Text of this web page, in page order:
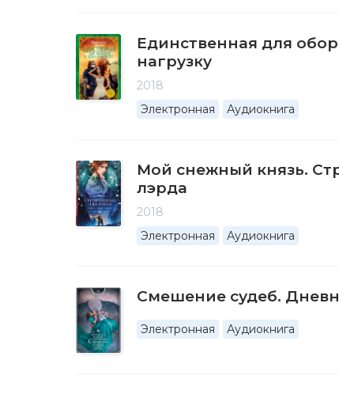
Единственная для
нагрузку
2018
Электронная
Аудиокнига
Мой снежный князь.
лэрда
2018
Электронная
Аудиокнига
Смешение судеб.
Электронная Аудиокнига